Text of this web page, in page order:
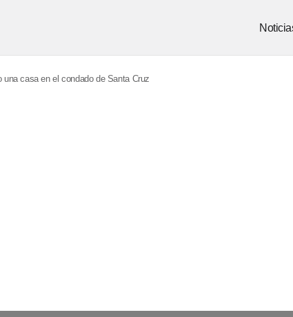
casa en el condado de Santa Cruz